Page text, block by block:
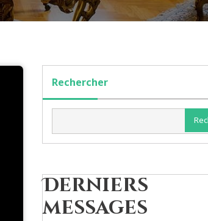
Rechercher
Derniers
messages